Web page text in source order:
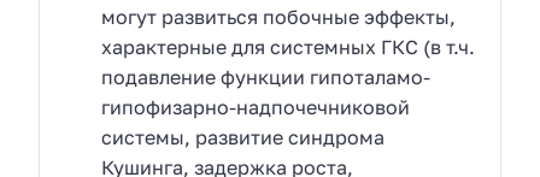
могут развиться побочные эффекты,
характерные для системных ГКС (в т.ч.
подавление функции гипоталамо-
гипофизарно-надпочечниковой
системы, развитие синдрома
Кушинга, задержка роста,